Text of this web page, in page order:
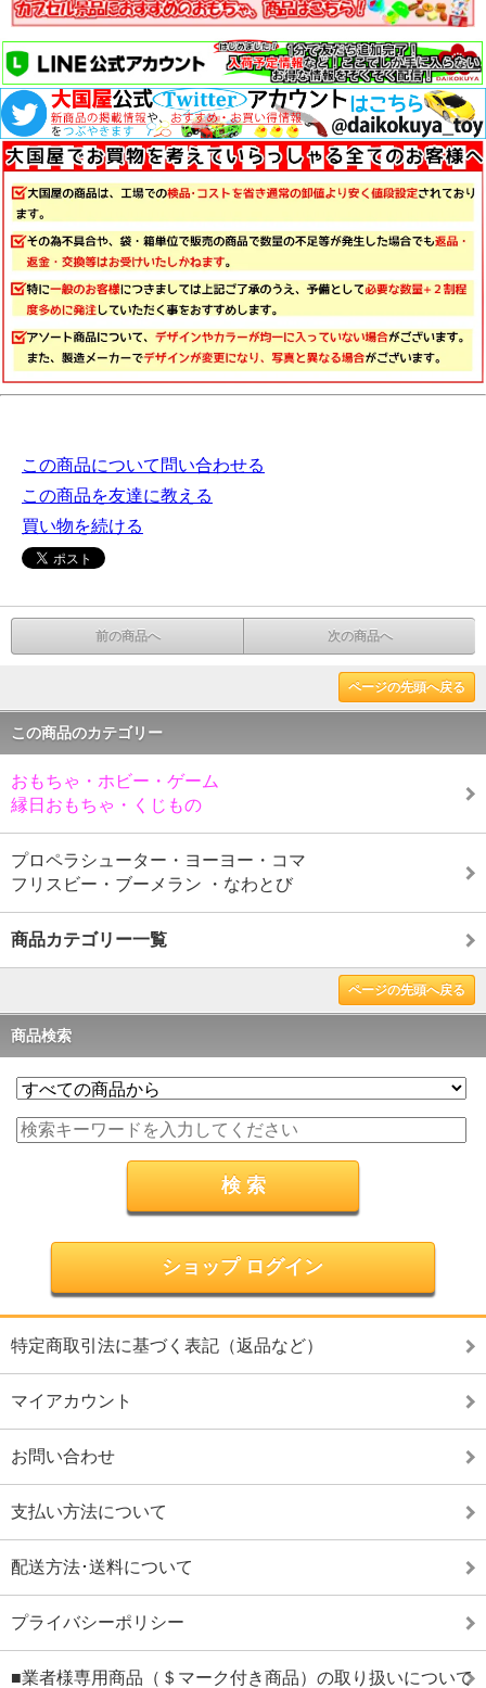
この商品について問い合わせる
この商品を友達に教える
買い物を続ける
前の商品へ 次の商品へ
ページの先頭へ戻る
この商品のカテゴリー
おもちゃ・ホビー・ゲーム
縁日おもちゃ・くじもの
プロペラシューター・ヨーヨー・コマ
フリスビー・ブーメラン ・なわとび
商品カテゴリー一覧
ページの先頭へ戻る
商品検索
ショップ ログイン
特定商取引法に基づく表記（返品など）
マイアカウント
お問い合わせ
支払い方法について
配送方法･送料について
プライバシーポリシー
■業者様専用商品（＄マーク付き商品）の取り扱いについて